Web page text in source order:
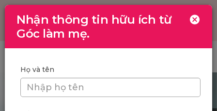
Toggle
navigation
Nhận thông tin hữu ích từ
Góc làm mẹ.
Họ và tên